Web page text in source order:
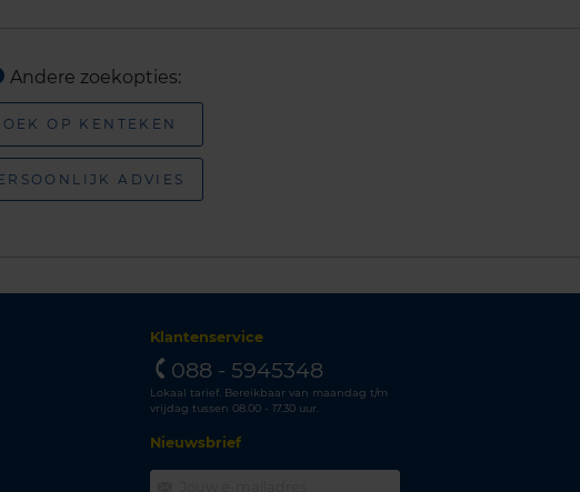
Andere zoekopties:
OP KENTEKEN
ADVIES
Klantenservice
088 - 5945348
Lokaal tarief. Bereikbaar van maandag t/m
vrijdag tussen 08.00 - 17.30 uur.
Nieuwsbrief